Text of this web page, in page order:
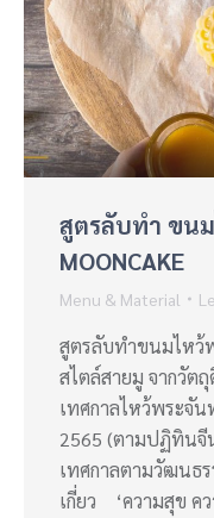
สูตรลับทำ ขน
MOONCAKE
Menu & Material
สูตรลับทำขนมไหว้
สไตล์สายมู จากวั
เทศกาลไหว้พระจั
2565 (ตามปฏิทินจี
เทศกาลตามวัฒนธ
เกี่ยว ‘ความสุข ค